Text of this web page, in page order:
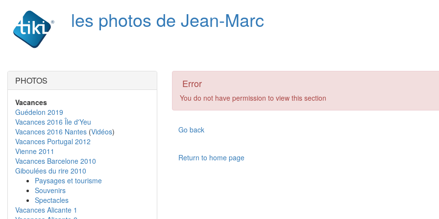
les photos de Jean-Marc
Error
You do not have permission to view this section
Go back
Return to home page
PHOTOS
Vacances
Guédelon 2019
Vacances 2016 Île d'Yeu
Vacances 2016 Nantes (Vidéos)
Vacances Portugal 2012
Vienne 2011
Vacances Barcelone 2010
Giboulées du rire 2010
Paysages et tourisme
Souvenirs
Spectacles
Vacances Alicante 1